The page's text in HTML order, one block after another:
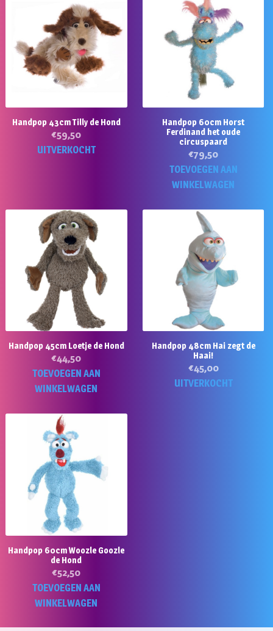
Handpop 43cm Tilly de Hond
€59,50
UITVERKOCHT
Handpop 60cm Horst
Ferdinand het oude
circuspaard
€79,50
TOEVOEGEN AAN
WINKELWAGEN
Handpop 45cm Loetje de Hond
€44,50
TOEVOEGEN AAN
WINKELWAGEN
Handpop 48cm Hai zegt de
Haai!
€45,00
UITVERKOCHT
Handpop 60cm Woozle Goozle
de Hond
€52,50
TOEVOEGEN AAN
WINKELWAGEN